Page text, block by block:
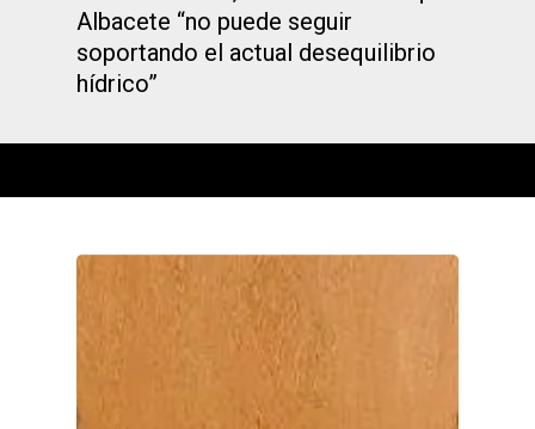
Albacete “no puede seguir
soportando el actual desequilibrio
hídrico”